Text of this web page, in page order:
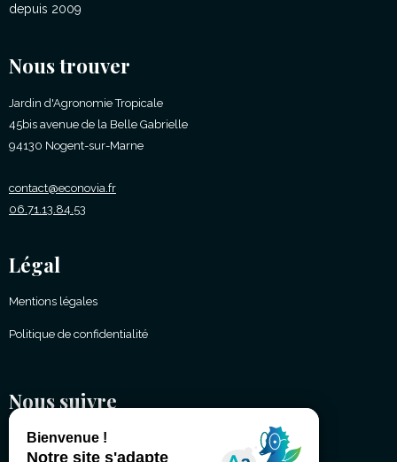
depuis 2009
Nous trouver
Jardin d'Agronomie Tropicale
45bis avenue de la Belle Gabrielle
94130 Nogent-sur-Marne
contact@econovia.fr
06.71.13.84.53
Légal
Mentions légales
Politique de confidentialité
Nous suivre